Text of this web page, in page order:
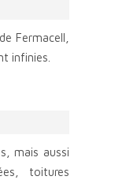
Fermacell,
infinies.
mais aussi
toitures